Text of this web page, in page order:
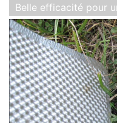
Belle efficacité pour